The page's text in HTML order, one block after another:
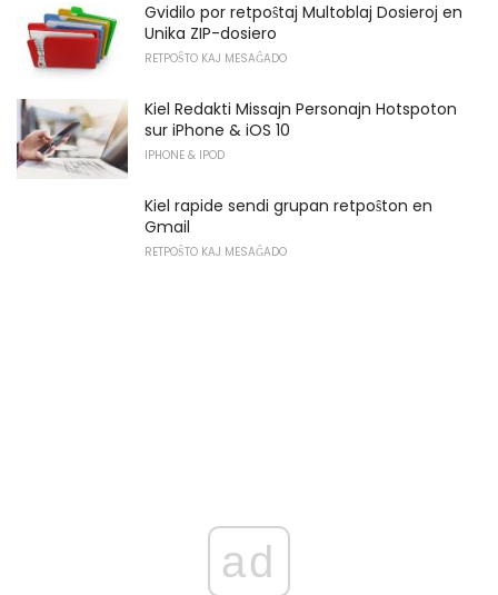
Gvidilo por retpoŝtaj Multoblaj Dosieroj en
Unika ZIP-dosiero
RETPOŜTO KAJ MESAĜADO
Kiel Redakti Missajn Personajn Hotspoton
sur iPhone & iOS 10
IPHONE & IPOD
Kiel rapide sendi grupan retpoŝton en
Gmail
RETPOŜTO KAJ MESAĜADO
ad